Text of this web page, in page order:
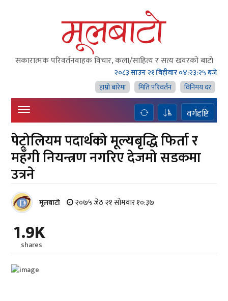
सकारात्मक परिवर्तनवाहक विचार, कला/साहित्य र सत्य खवरको बाटाे
२०८३ साउन २१ बिहीवार०४:२३:२६ बजे
हाम्राे बारेमा
मिति परिवर्तन विनिमय दर
वर्गदृष्टि
पेट्रोलियम पदार्थको मूल्यबृद्धि फिर्ता र
महँगी नियन्त्रण नगरिए देजमो सडकमा
उत्रने
मूलबाटाे २०७५ जेठ २१ सोमवार १०:३७
1.9K
shares